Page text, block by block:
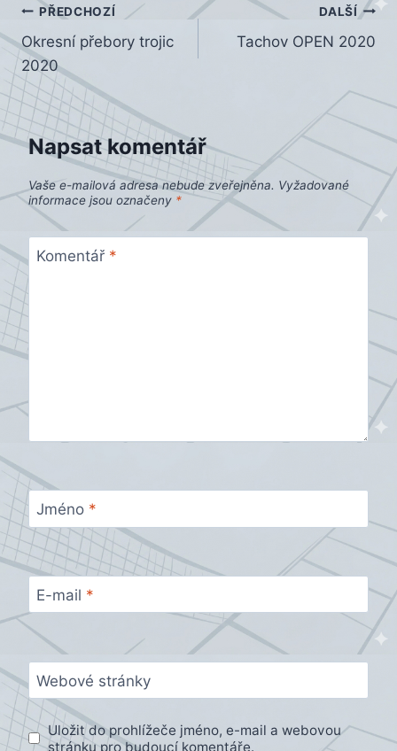
Navigace
pro
příspěvek
PŘEDCHOZÍ
Okresní přebory trojic
2020
DALŠÍ
Tachov OPEN 2020
Napsat komentář
Vaše e-mailová adresa nebude zveřejněna. Vyžadované
informace jsou označeny *
Komentář *
Jméno *
E-mail *
Webové stránky
Uložit do prohlížeče jméno, e-mail a webovou
stránku pro budoucí komentáře.